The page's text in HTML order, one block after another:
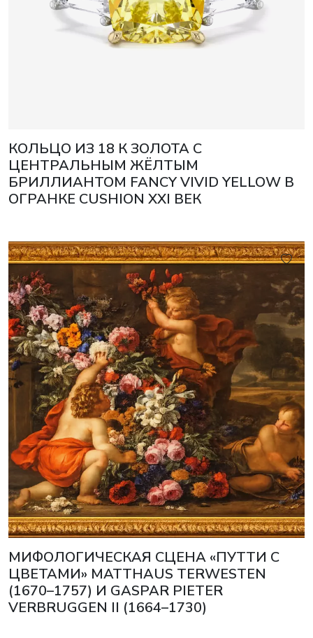
КОЛЬЦО ИЗ 18 К ЗОЛОТА С
ЦЕНТРАЛЬНЫМ ЖЁЛТЫМ
БРИЛЛИАНТОМ FANCY VIVID YELLOW В
ОГРАНКЕ CUSHION XXI ВЕК
МИФОЛОГИЧЕСКАЯ СЦЕНА «ПУТТИ С
ЦВЕТАМИ» MATTHAUS TERWESTEN
(1670–1757) И GASPAR PIETER
VERBRUGGEN II (1664–1730)